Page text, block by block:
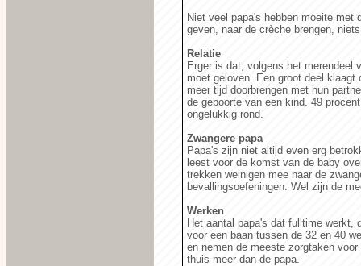
Niet veel papa's hebben moeite met
geven, naar de crèche brengen,
Relatie
Erger is dat, volgens het merendeel
moet geloven. Een groot deel
meer tijd doorbrengen met hun
de geboorte van een kind. 49
ongelukkig rond.
Zwangere papa
Papa's zijn niet altijd even erg
leest voor de komst van de baby
trekken weinigen mee naar de
bevallingsoefeningen. Wel zijn de
Werken
Het aantal papa's dat fulltime werkt,
voor een baan tussen de 32 en 40
en nemen de meeste zorgtaken
thuis meer dan de papa.